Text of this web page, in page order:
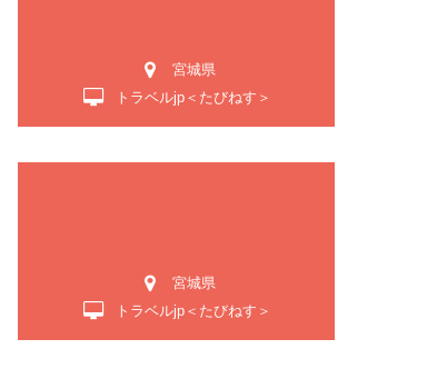
宮城県
トラベルjp＜たびねす＞
宮城県
トラベルjp＜たびねす＞